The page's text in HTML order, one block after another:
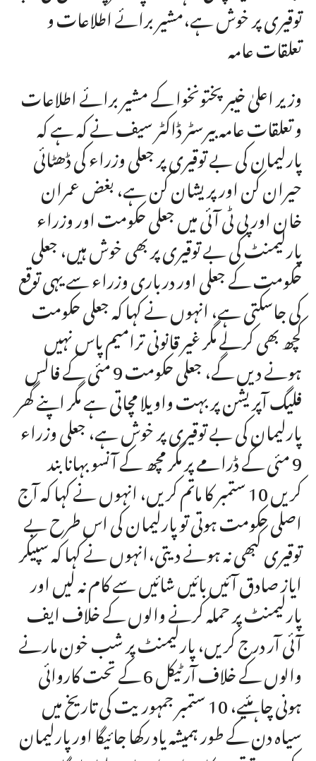
توقیری پر خوش ہے،مشیر برائے اطلاعات و
تعلقات عامہ
وزیر اعلیٰ خیبر پختونخوا کے مشیر برائے اطلاعات
و تعلقات عامہ بیرسٹر ڈاکٹر سیف نے کہ ہے کہ
پارلیمان کی بے توقیری پر جعلی وزراء کی ڈھٹائی
حیران کن اور پریشان کن ہے، بغض عمران
خان اور پی ٹی آئی میں جعلی حکومت اور وزراء
پارلیمنٹ کی بے توقیری پر بھی خوش ہیں، جعلی
حکومت کے جعلی اور درباری وزراء سے یہی توقع
کی جاسکتی ہے، انہوں نے کہا کہ جعلی حکومت
کچھ بھی کرلے مگر غیر قانونی ترامیم پاس نہیں
ہونے دیں گے، جعلی حکومت 9 مئی کے فالس
فلیگ آپریشن پر بہت واویلا مچاتی ہے مگر اپنے گھر
پارلیمان کی بے توقیری پر خوش ہے، جعلی وزراء
9 مئی کے ڈرامے پر مگر مچھ کے آنسو بہانا بند
کریں 10 ستمبر کا ماتم کریں، انہوں نے کہا کہ آج
اصلی حکومت ہوتی تو پارلیمان کی اس طرح بے
توقیری کبھی نہ ہونے دیتی،انہوں نے کہا کہ سپیکر
ایاز صادق آئیں بائیں شائیں سے کام نہ لیں اور
پارلیمنٹ پر حملہ کرنے والوں کے خلاف ایف
آئی آر درج کریں، پارلیمنٹ پر شب خون مارنے
والوں کے خلاف آرٹیکل 6 کے تحت کاروائی
ہونی چاہئیے، 10 ستمبر جمہوریت کی تاریخ میں
سیاہ دن کے طور ہمیشہ یاد رکھا جائیگا اور پارلیمان